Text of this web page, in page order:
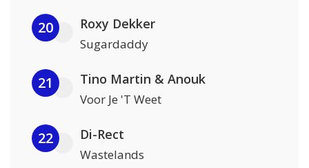
20 Roxy Dekker
Sugardaddy
21 Tino Martin & Anouk
Voor Je 'T Weet
22 Di-Rect
Wastelands